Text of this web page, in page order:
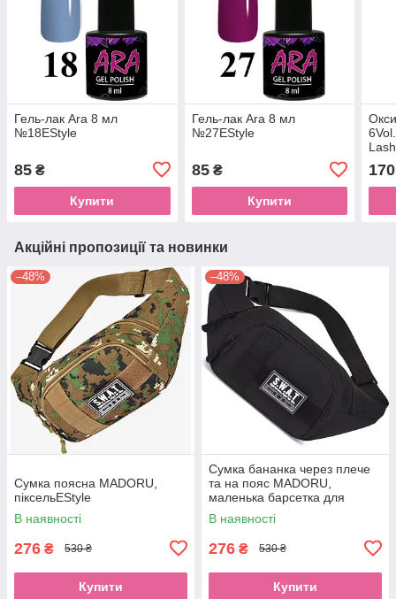
Гель-лак Ara 8 мл
№18EStyle
85 ₴
Купити
Гель-лак Ara 8 мл
№27EStyle
85₴
Купити
170
Акційні пропозиції та новинки
–48%
Сумка поясна MADORU,
піксельEStyle
В наявності
276 ₴ 530 ₴
Купити
–48%
Сумка бананка через плече
та на пояс MADORU,
маленька барсетка для
телефона, чорна, поясна
сумка, кросбоді, мінісумка
В наявності
276 ₴ 530 ₴
Купити